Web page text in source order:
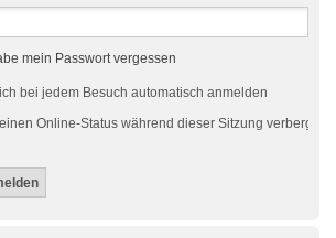
mein Passwort vergessen
bei jedem Besuch automatisch anmelden
Online-Status während dieser Sitzung verbergen